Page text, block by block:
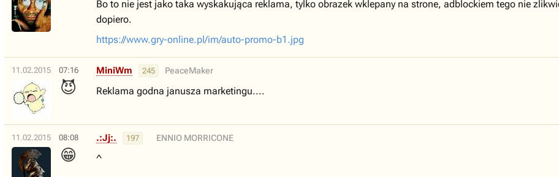
Bo to nie jest jako taka wyskakująca reklama, tylko obrazek wklepany na strone, adblockiem tego nie
dopiero.
https://www.gry-online.pl/im/auto-promo-b1.jpg
11.02.2015 07:16
😈
MiniWm 245 PeaceMaker
Reklama godna janusza marketingu....
11.02.2015 08:08
😁
.:Jj:. 197 ENNIO MORRICONE
^